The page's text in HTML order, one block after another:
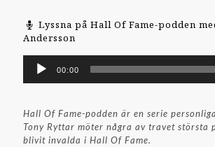
Lyssna på Hall Of Fame-podden
Andersson
Ljudspelare
00:00
Hall Of Fame-podden är en serie
Tony Ryttar möter några av travet största
blivit invalda i Hall Of Fame.